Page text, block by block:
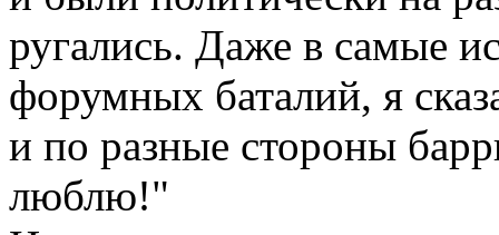
ругались. Даже в самые
форумных баталий, я
и по разные стороны
люблю!"